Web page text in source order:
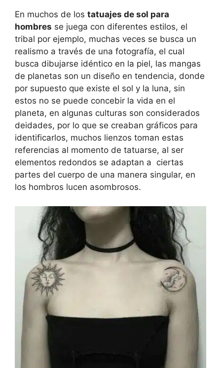
En muchos de los tatuajes de sol para
hombres se juega con diferentes estilos, el
tribal por ejemplo, muchas veces se busca un
realismo a través de una fotografía, el cual
busca dibujarse idéntico en la piel, las mangas
de planetas son un diseño en tendencia, donde
por supuesto que existe el sol y la luna, sin
estos no se puede concebir la vida en el
planeta, en algunas culturas son considerados
deidades, por lo que se creaban gráficos para
identificarlos, muchos lienzos toman estas
referencias al momento de tatuarse, al ser
elementos redondos se adaptan a ciertas
partes del cuerpo de una manera singular, en
los hombros lucen asombrosos.